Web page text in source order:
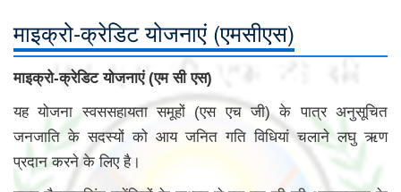
माइक्रो-क्रेडिट योजनाएं (एमसीएस)
माइक्रो-क्रेडिट योजनाएं (एम सी एस)
यह योजना स्वससहायता समूहों (एस एच जी) के पात्र अनुसूचित
जनजाति के सदस्यों को आय जनित गति विधियां चलाने लघु ऋण
प्रदान करने के लिए है।